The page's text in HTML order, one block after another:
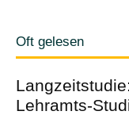
Oft gelesen
Lehramts-